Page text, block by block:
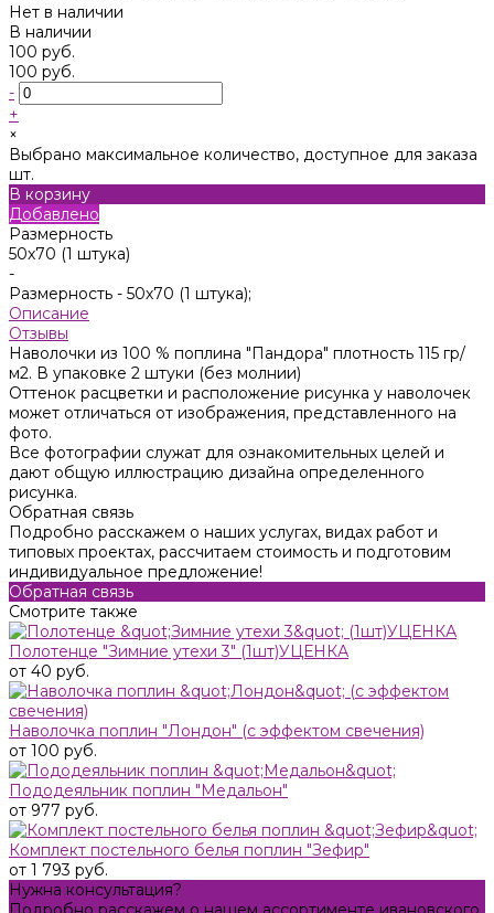
Нет в наличии
В наличии
100 руб.
100 руб.
-
+
×
Выбрано максимальное количество, доступное для заказа
шт.
В корзину
Добавлено
Размерность
50х70 (1 штука)
-
Размерность - 50х70 (1 штука);
Описание
Отзывы
Наволочки из 100 % поплина "Пандора" плотность 115 гр/
м2. В упаковке 2 штуки (без молнии)
Оттенок расцветки и расположение рисунка у наволочек
может отличаться от изображения, представленного на
фото.
Все фотографии служат для ознакомительных целей и
дают общую иллюстрацию дизайна определенного
рисунка.
Обратная связь
Подробно расскажем о наших услугах, видах работ и
типовых проектах, рассчитаем стоимость и подготовим
индивидуальное предложение!
Обратная связь
Смотрите также
Полотенце "Зимние утехи 3" (1шт)УЦЕНКА
от 40 руб.
Наволочка поплин "Лондон" (с эффектом свечения)
от 100 руб.
Пододеяльник поплин "Медальон"
от 977 руб.
Комплект постельного белья поплин "Зефир"
от 1 793 руб.
Нужна консультация?